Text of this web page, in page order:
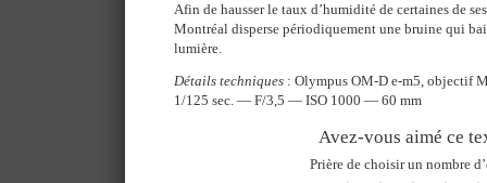
Afin de hausser le taux d’humidité de certaines de
Montréal disperse périodiquement une bruine qui
lumière.
Détails techniques : Olympus OM-D e-m5, objectif
1/125 sec. — F/3,5 — ISO 1000 — 60 mm
Avez-vous aimé ce
Prière de choisir un nombre